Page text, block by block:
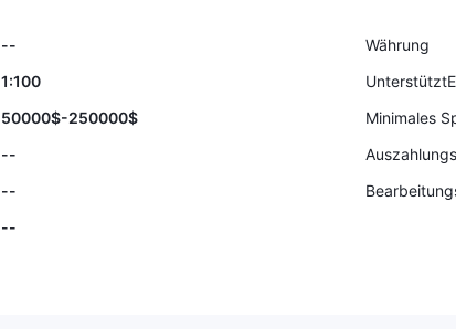
-- Währung
1:100
50000$-250000$ Minimales
--
--
--